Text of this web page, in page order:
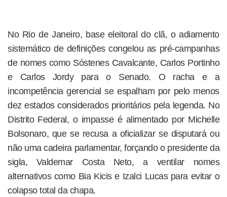
No Rio de Janeiro, base eleitoral do clã, o adiamento
sistemático de definições congelou as pré-campanhas
de nomes como Sóstenes Cavalcante, Carlos Portinho
e Carlos Jordy para o Senado. O racha e a
incompetência gerencial se espalham por pelo menos
dez estados considerados prioritários pela legenda. No
Distrito Federal, o impasse é alimentado por Michelle
Bolsonaro, que se recusa a oficializar se disputará ou
não uma cadeira parlamentar, forçando o presidente da
sigla, Valdemar Costa Neto, a ventilar nomes
alternativos como Bia Kicis e Izalci Lucas para evitar o
colapso total da chapa.